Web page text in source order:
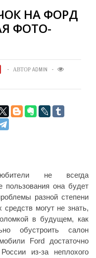
НА ФОРД
ФОТО-
АВТОР ADMIN
не всегда
пользования она будет
разной степени
могут не знать,
в будущем, как
обустроить салон
Ford достаточно
из-за неплохого